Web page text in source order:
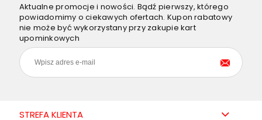
Aktualne promocje i nowości. Bądź pierwszy, którego
powiadomimy o ciekawych ofertach. Kupon rabatowy
nie może być wykorzystany przy zakupie kart
upominkowych
STREFA KLIENTA